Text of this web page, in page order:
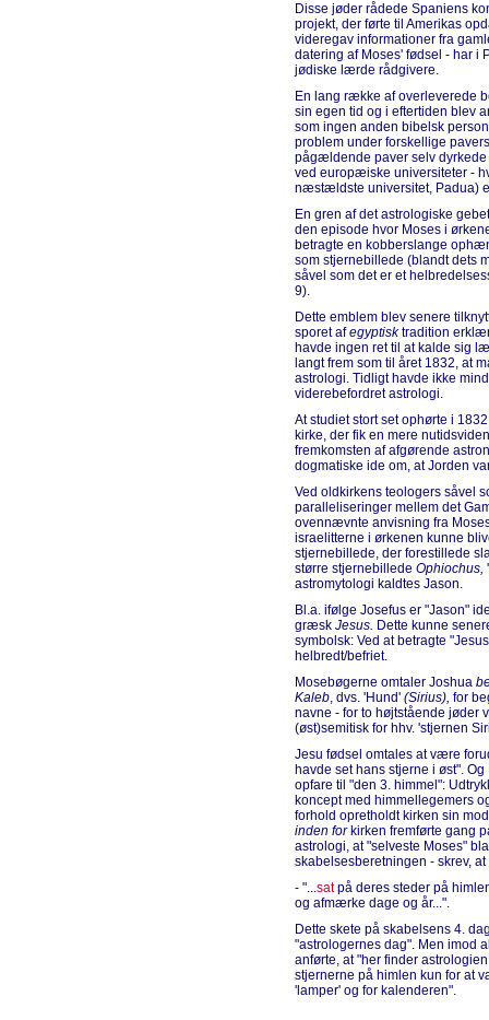
Disse jøder rådede Spaniens
projekt, der førte til Amerikas
videregav informationer fra
datering af Moses' fødsel - har i
jødiske lærde rådgivere.
En lang række af overleverede
sin egen tid og i eftertiden blev
som ingen anden bibelsk
problem under forskellige
pågældende paver selv
ved europæiske universiteter -
næstældste universitet, Padua)
En gren af det astrologiske
den episode hvor Moses i
betragte en kobberslange
som stjernebillede (blandt dets
såvel som det er et
9).
Dette emblem blev senere
sporet afegyptisktradition
havde ingen ret til at kalde sig
langt frem som til året 1832, at
astrologi. Tidligt havde ikke
viderebefordret astrologi.
At studiet stort set ophørte i
kirke, der fik en mere
fremkomsten af afgørende
dogmatiske ide om, at Jorden
Ved oldkirkens teologers såvel
paralleliseringer mellem det
ovennævnte anvisning fra
israelitterne i ørkenen kunne
stjernebillede, der forestillede
større stjernebillede Ophiochus, '
astromytologi kaldtes Jason.
Bl.a. ifølge Josefus er "Jason"
græsk Jesus. Dette kunne
symbolsk: Ved at betragte
helbredt/befriet.
Mosebøgerne omtaler Joshua
Kaleb, dvs. 'Hund' (Sirius), for
navne - for to højtstående jøder
(øst)semitisk for hhv. 'stjernen
Jesu fødsel omtales at være
havde set hans stjerne i øst".
opfare til "den 3. himmel":
koncept med himmellegemers
forhold opretholdt kirken sin
inden for kirken fremførte gang
astrologi, at "selveste Moses"
skabelsesberetningen - skrev,
- "...satpå deres steder på
og afmærke dage og år...".
Dette skete på skabelsens 4.
"astrologernes dag". Men imod
anførte, at "her finder
stjernerne på himlen kun for at
'lamper' og for kalenderen".